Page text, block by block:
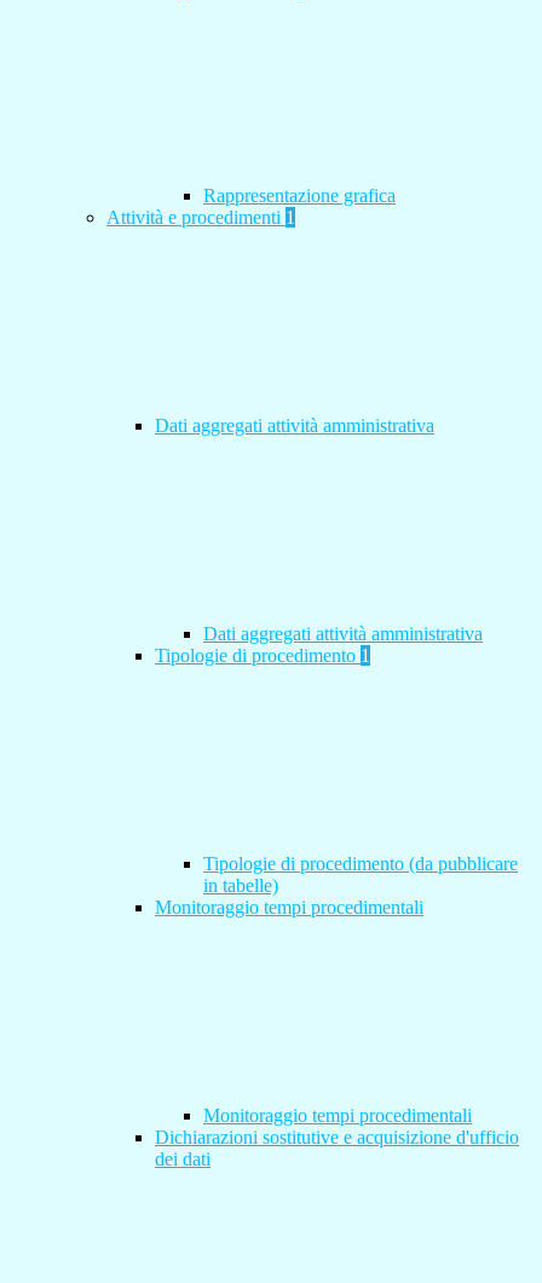
Rappresentazione grafica
Attività e procedimenti 1
Dati aggregati attività amministrativa
Dati aggregati attività amministrativa
Tipologie di procedimento 1
Tipologie di procedimento (da pubblicare
in tabelle)
Monitoraggio tempi procedimentali
Monitoraggio tempi procedimentali
Dichiarazioni sostitutive e acquisizione d'ufficio
dei dati